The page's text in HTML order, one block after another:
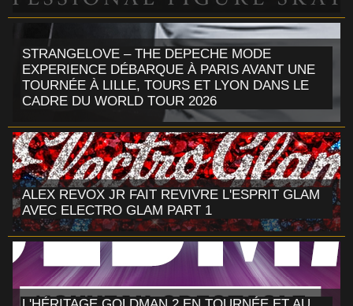
STRANGELOVE – THE DEPECHE MODE
EXPERIENCE DÉBARQUE À PARIS AVANT UNE
TOURNÉE À LILLE, TOURS ET LYON DANS LE
CADRE DU WORLD TOUR 2026
ALEX REVOX JR FAIT REVIVRE L'ESPRIT GLAM
AVEC ELECTRO GLAM PART 1